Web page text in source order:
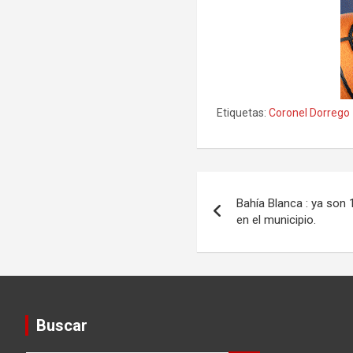
Etiquetas: Coronel Dorrego
de
entradas
Bahía Blanca : ya son
en el municipio.
Buscar